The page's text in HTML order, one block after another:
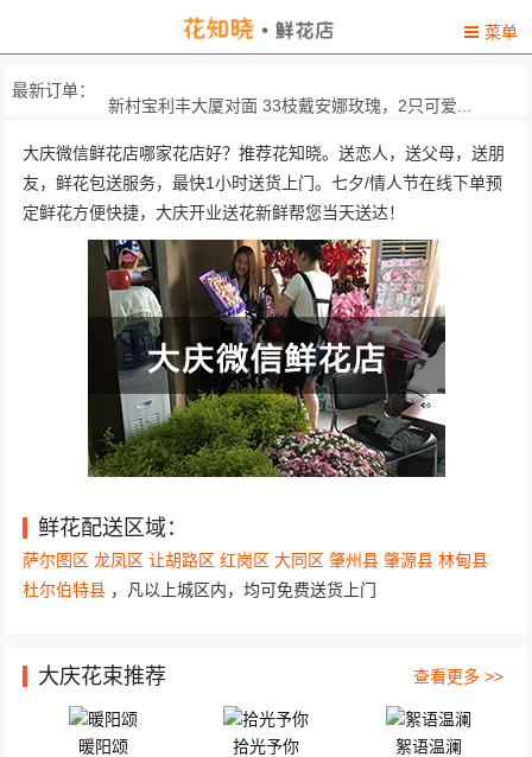
菜单
最新订单：
县城里面当天问收花人 精选11朵极品红玫瑰，黄...
大庆市东北石油大学 11枝顶级红玫瑰,黄莺间插...
湖滨教师花园B-37-1-501 1枝红色玫瑰，33枝粉康乃...
大庆微信鲜花店哪家花店好？推荐花知晓。送恋人，送父母，送朋
友，鲜花包送服务，最快1小时送货上门。七夕/情人节在线下单预
定鲜花方便快捷，大庆开业送花新鲜帮您当天送达！
鲜花配送区域：
萨尔图区龙凤区让胡路区红岗区大同区肇州县肇源县林甸县
杜尔伯特县 ，凡以上城区内，均可免费送货上门
大庆花束推荐 查看更多 >>
暖阳颂 拾光予你 絮语温澜